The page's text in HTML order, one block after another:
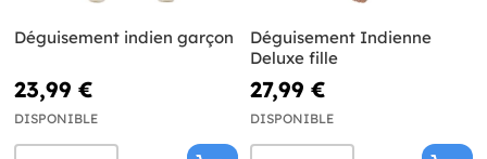
Déguisement indien garçon
23,99 €
DISPONIBLE
Déguisement Indienne
Deluxe fille
27,99 €
DISPONIBLE